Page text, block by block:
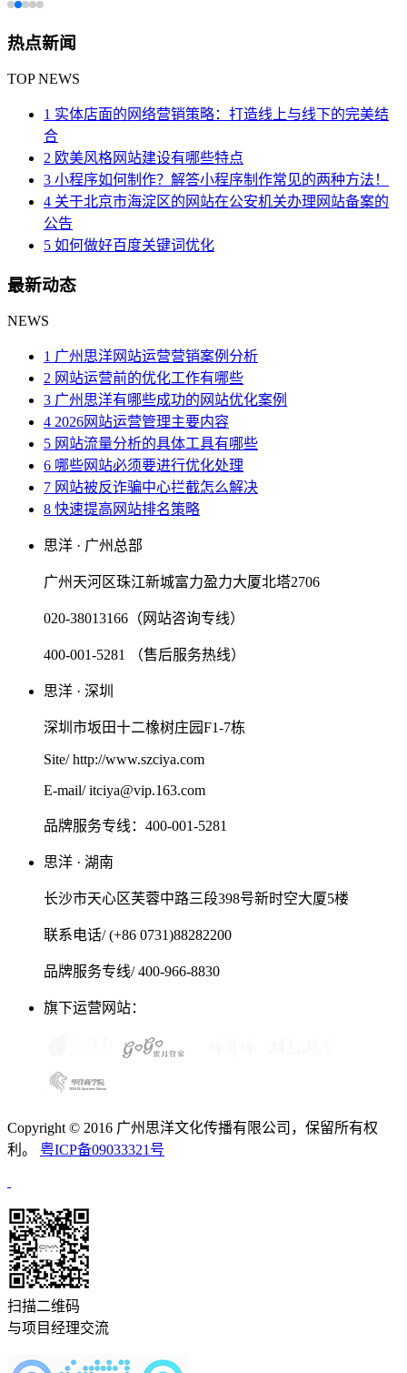
热点新闻
TOP NEWS
1 实体店面的网络营销策略：打造线上与线下的完美结
合
2 欧美风格网站建设有哪些特点
3 小程序如何制作？解答小程序制作常见的两种方法！
4 关于北京市海淀区的网站在公安机关办理网站备案的
公告
5 如何做好百度关键词优化
最新动态
NEWS
1 广州思洋网站运营营销案例分析
2 网站运营前的优化工作有哪些
3 广州思洋有哪些成功的网站优化案例
4 2026网站运营管理主要内容
5 网站流量分析的具体工具有哪些
6 哪些网站必须要进行优化处理
7 网站被反诈骗中心拦截怎么解决
8 快速提高网站排名策略
思洋 · 广州总部
广州天河区珠江新城富力盈力大厦北塔2706
020-38013166（网站咨询专线）
400-001-5281 （售后服务热线）
思洋 · 深圳
深圳市坂田十二橡树庄园F1-7栋
Site/ http://www.szciya.com
E-mail/ itciya@vip.163.com
品牌服务专线：400-001-5281
思洋 · 湖南
长沙市天心区芙蓉中路三段398号新时空大厦5楼
联系电话/ (+86 0731)88282200
品牌服务专线/ 400-966-8830
旗下运营网站：
Copyright © 2016 广州思洋文化传播有限公司，保留所有权
利。 粤ICP备09033321号
扫描二维码
与项目经理交流